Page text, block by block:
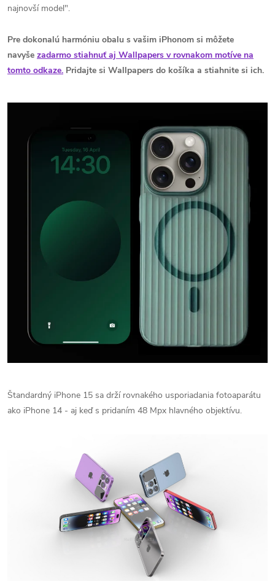
najnovší model".
Pre dokonalú harmóniu obalu s vašim iPhonom si môžete
navyše zadarmo stiahnuť aj Wallpapers v rovnakom motíve na
tomto odkaze. Pridajte si Wallpapers do košíka a stiahnite si ich.
Štandardný iPhone 15 sa drží rovnakého usporiadania fotoaparátu
ako iPhone 14 - aj keď s pridaním 48 Mpx hlavného objektívu.